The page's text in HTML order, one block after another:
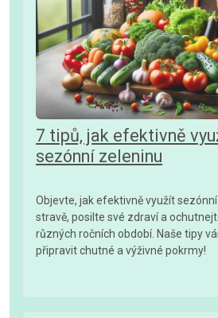
7 tipů, jak efektivně
sezónní zeleninu
Objevte, jak efektivně využít
stravě, posilte své zdraví a
různých ročních období. Naše tipy
připravit chutné a výživné pokrmy!